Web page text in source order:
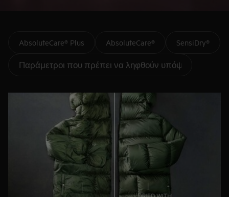
AbsoluteCare® Plus AbsoluteCare® SensiDry®
Παράμετροι που πρέπει να ληφθούν υπόψη πριν από